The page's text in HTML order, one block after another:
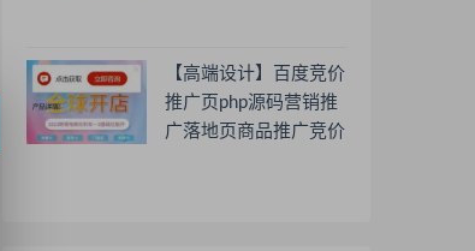
【高端设计】百度竞价
推广页php源码营销推
广落地页商品推广竞价